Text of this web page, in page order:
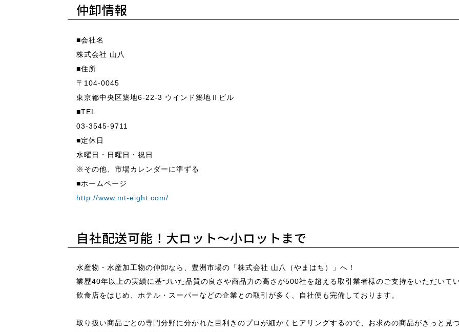
仲卸情報
■会社名
株式会社 山八
■住所
〒104-0045
東京都中央区築地6-22-3 ウインド築地Ⅱビル
■TEL
03-3545-9711
■定休日
水曜日・日曜日・祝日
※その他、市場カレンダーに準ずる
■ホームページ
http://www.mt-eight.com/
自社配送可能！大ロット～小ロットまで
水産物・水産加工物の仲卸なら、豊洲市場の「株式会社 山八（やまはち）」へ！
業歴40年以上の実績に基づいた品質の良さや商品力の高さが500社を超える取引業者様のご支持をいただいてい
飲食店をはじめ、ホテル・スーパーなどの企業との取引が多く、自社便も完備しております。
取り扱い商品ごとの専門分野に分かれた目利きのプロが細かくヒアリングするので、お求めの商品がきっと見つ